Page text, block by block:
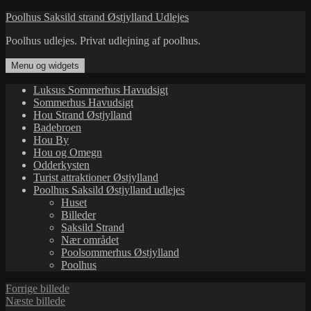
Hop
indhold
Poolhus Saksild strand Østjylland Udlejes
Poolhus udlejes. Privat udlejning af poolhus.
Menu og widgets
Luksus Sommerhus Havudsigt
Sommerhus Havudsigt
Hou Strand Østjylland
Badebroen
Hou By
Hou og Omegn
Odderkysten
Turist attraktioner Østjylland
Poolhus Saksild Østjylland udlejes
Huset
Billeder
Saksild Strand
Nær området
Poolsommerhus Østjylland
Poolhus
Forrige billede
Næste billede